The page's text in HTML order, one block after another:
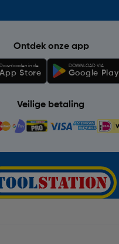
Ontdek onze app
Downloaden in de
App Store
DOWNLOAD VIA
Google Play
Veilige betaling